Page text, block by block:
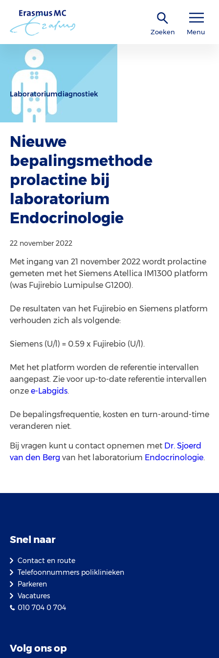
Zoeken Menu
Laboratoriumdiagnostiek
Nieuwe
bepalingsmethode
prolactine bij
laboratorium
Endocrinologie
22 november 2022
Met ingang van 21 november 2022 wordt prolactine
gemeten met het Siemens Atellica IM1300 platform
(was Fujirebio Lumipulse G1200).
De resultaten van het Fujirebio en Siemens platform
verhouden zich als volgende:
Siemens (U/l) = 0.59 x Fujirebio (U/l).
Met het platform worden de referentie intervallen
aangepast. Zie voor up-to-date referentie intervallen
onze e-Labgids.
De bepalingsfrequentie, kosten en turn-around-time
veranderen niet.
Bij vragen kunt u contact opnemen met Dr. Sjoerd
van den Berg van het laboratorium Endocrinologie.
Snel naar
Contact en route
Telefoonnummers poliklinieken
Parkeren
Vacatures
010 704 0 704
Volg ons op